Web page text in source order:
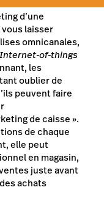
d’une
laisser
omnicanales,
Internet-of-things
les
oublier de
peuvent faire
de caisse ».
de chaque
elle peut
en magasin,
juste avant
achats